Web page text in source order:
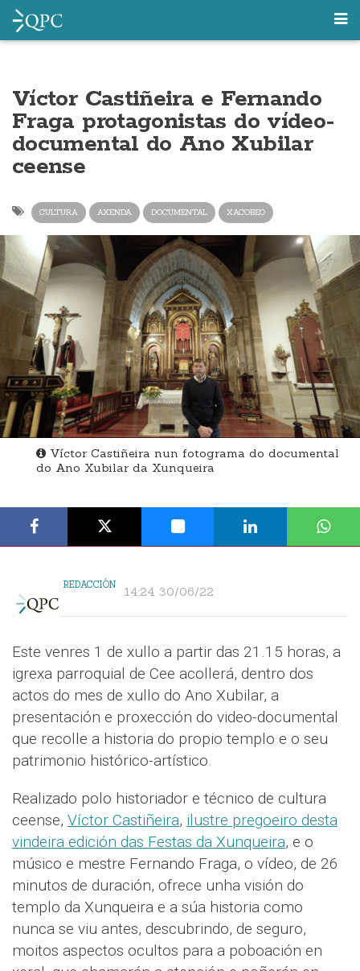
Víctor Castiñeira e Fernando
Fraga protagonistas do vídeo-
documental do Ano Xubilar
ceense
CULTURA AXENDA DOCUMENTAL XACOBEO
Víctor Castiñeira nun fotograma do documental
do Ano Xubilar da Xunqueira
REDACCIÓN 14:24 30/06/22
Este venres 1 de xullo a partir das 21.15 horas, a
igrexa parroquial de Cee acollerá, dentro dos
actos do mes de xullo do Ano Xubilar, a
presentación e proxección do video-documental
que recolle a historia do propio templo e o seu
patrimonio histórico-artístico.
Realizado polo historiador e técnico de cultura
ceense, Víctor Castiñeira, ilustre pregoeiro desta
vindeira edición das Festas da Xunqueira, e o
músico e mestre Fernando Fraga, o vídeo, de 26
minutos de duración, ofrece unha visión do
templo da Xunqueira e a súa historia como
nunca se viu antes, descubrindo, de seguro,
moitos aspectos ocultos para a poboación en